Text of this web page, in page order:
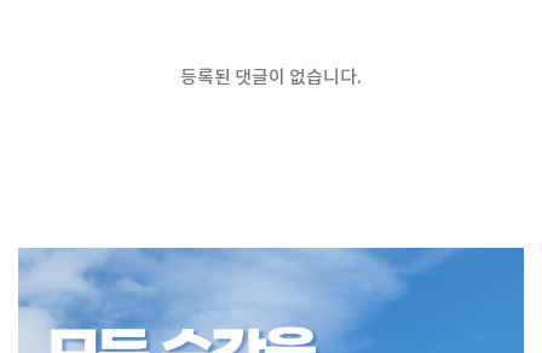
등록된 댓글이 없습니다.